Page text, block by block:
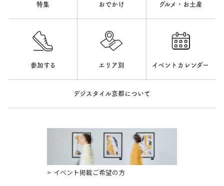
特集 おでかけ グルメ・お土産
参加する エリア別 イベントカレンダー
デジスタイル京都について
イベント掲載ご希望の方